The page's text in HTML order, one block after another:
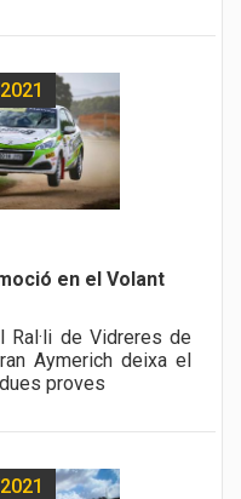
en el Volant
Ral·li de Vidreres de
Aymerich deixa el
proves